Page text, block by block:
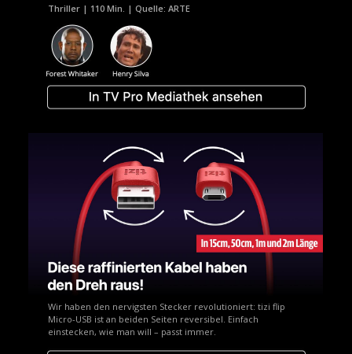
Thriller | 110 Min. | Quelle: ARTE
Wir haben den nervigsten Stecker revolutioniert: tizi flip
Micro-USB ist an beiden Seiten reversibel. Einfach
einstecken, wie man will – passt immer.